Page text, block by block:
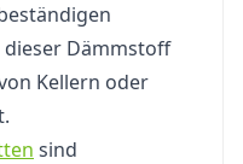
dieser Dämmstoff
Kellern oder
sind